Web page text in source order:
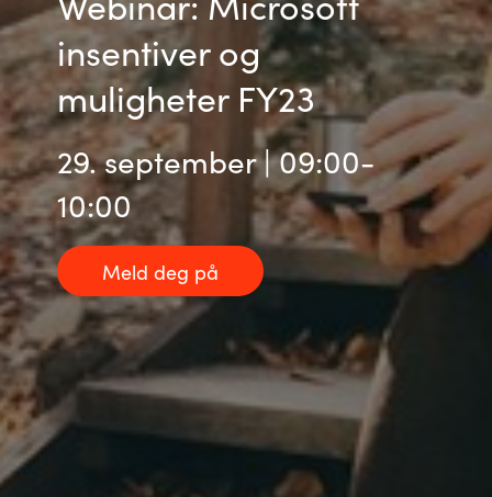
India
Indonesia
Kingdom of Saudi Arabia
Kuwait
Latvia
Malaysia
Netherlands
insentiver og
muligheter FY23
29. september | 09:00-
10:00
Meld deg på